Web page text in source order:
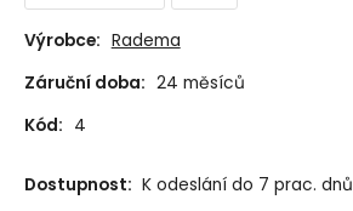
Výrobce: Radema
Záruční doba: 24 měsíců
Kód: 4
Dostupnost: K odeslání do 7 prac. dnů